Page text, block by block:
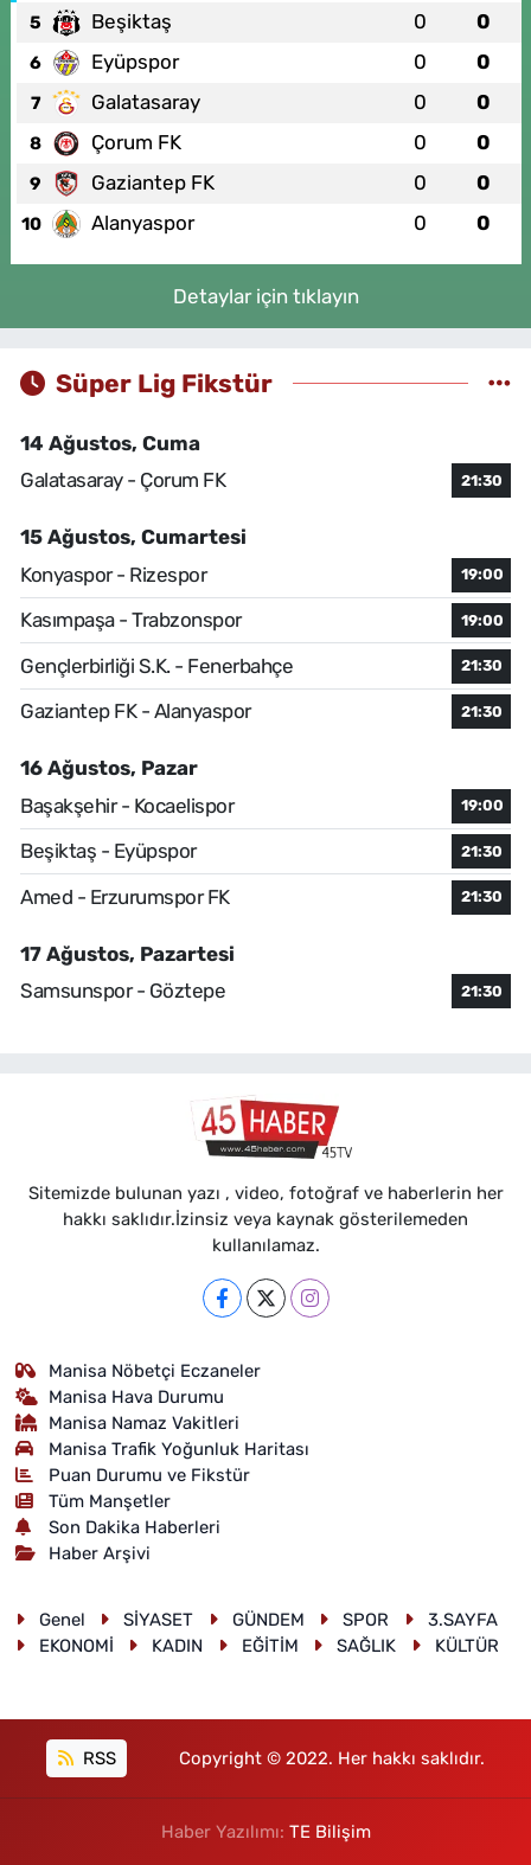
5 Beşiktaş 0 0
6 Eyüpspor 0 0
7 Galatasaray 0 0
8 Çorum FK 0 0
9 Gaziantep FK 0 0
10 Alanyaspor 0 0
Detaylar için tıklayın
Süper Lig Fikstür
14 Ağustos, Cuma
Galatasaray - Çorum FK
21:30
15 Ağustos, Cumartesi
Konyaspor - Rizespor
19:00
Kasımpaşa - Trabzonspor 19:00
Gençlerbirliği S.K. - Fenerbahçe 21:30
Gaziantep FK - Alanyaspor 21:30
16 Ağustos, Pazar
Başakşehir - Kocaelispor
19:00
Beşiktaş - Eyüpspor 21:30
Amed - Erzurumspor FK 21:30
17 Ağustos, Pazartesi
Samsunspor - Göztepe
21:30
Sitemizde bulunan yazı , video, fotoğraf ve haberlerin her
hakkı saklıdır.İzinsiz veya kaynak gösterilemeden
kullanılamaz.
Manisa Nöbetçi Eczaneler
Manisa Hava Durumu
Manisa Namaz Vakitleri
Manisa Trafik Yoğunluk Haritası
Puan Durumu ve Fikstür
Tüm Manşetler
Son Dakika Haberleri
Haber Arşivi
Genel SİYASET GÜNDEM SPOR
3.SAYFA
EKONOMİ
KADIN EĞİTİM SAĞLIK KÜLTÜR
RSS Copyright © 2022. Her hakkı saklıdır.
Haber Yazılımı: TE Bilişim